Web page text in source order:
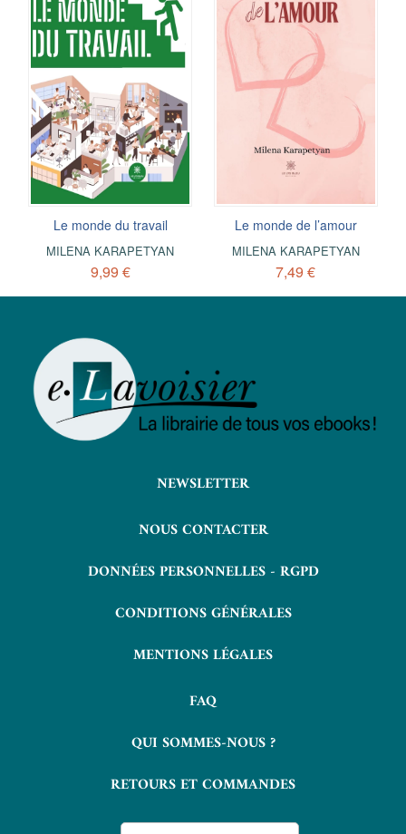
Le monde du travail
MILENA KARAPETYAN
9,99 €
Le monde de l’amour
MILENA KARAPETYAN
7,49 €
NEWSLETTER
NOUS CONTACTER
DONNÉES PERSONNELLES - RGPD
CONDITIONS GÉNÉRALES
MENTIONS LÉGALES
FAQ
QUI SOMMES-NOUS ?
RETOURS ET COMMANDES